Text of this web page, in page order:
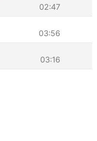
02:47
03:56
03:16